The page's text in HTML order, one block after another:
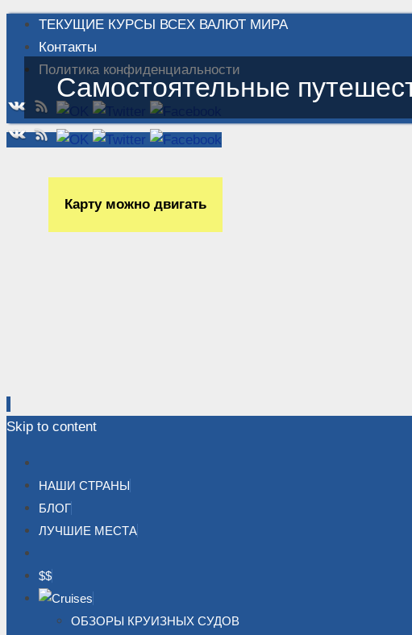
ТЕКУЩИЕ КУРСЫ ВСЕХ ВАЛЮТ МИРА
Контакты
Политика конфиденциальности
Карту можно двигать
Самостоятельные
Skip to content
НАШИ СТРАНЫ
БЛОГ
ЛУЧШИЕ МЕСТА
$$
ОБЗОРЫ КРУИЗНЫХ СУДОВ